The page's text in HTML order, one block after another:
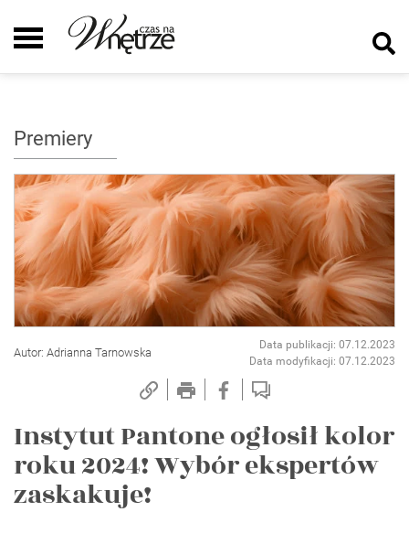
Premiery
Autor: Adrianna Tarnowska
Data publikacji: 07.12.2023
Data modyfikacji: 07.12.2023
Instytut Pantone ogłosił kolor
roku 2024! Wybór ekspertów
zaskakuje!